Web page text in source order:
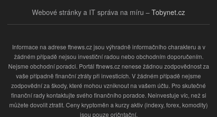
Webové stránky a IT správa na míru – Tobynet.cz
Informace na adrese ftnews.cz jsou výhradně informačního charakteru a v
žádném případě nejsou investiční radou nebo obchodním doporučením.
Nejsme obchodní poradci. Portál ftnews.cz nenese žádnou zodpovědnost za
vaše případně finanční ztráty při investicích. V žádném případě nejsme
zodpovědní za škody, které mohou vzniknout na vašem účtu. Pro skutečné
finanční rady kontaktujte svého finančního poradce. Neinvestuje víc, než si
můžete dovolit ztratit. Ceny kryptoměn a kurzy aktiv (indexy, forex, komodity)
jsou pouze oričntační.